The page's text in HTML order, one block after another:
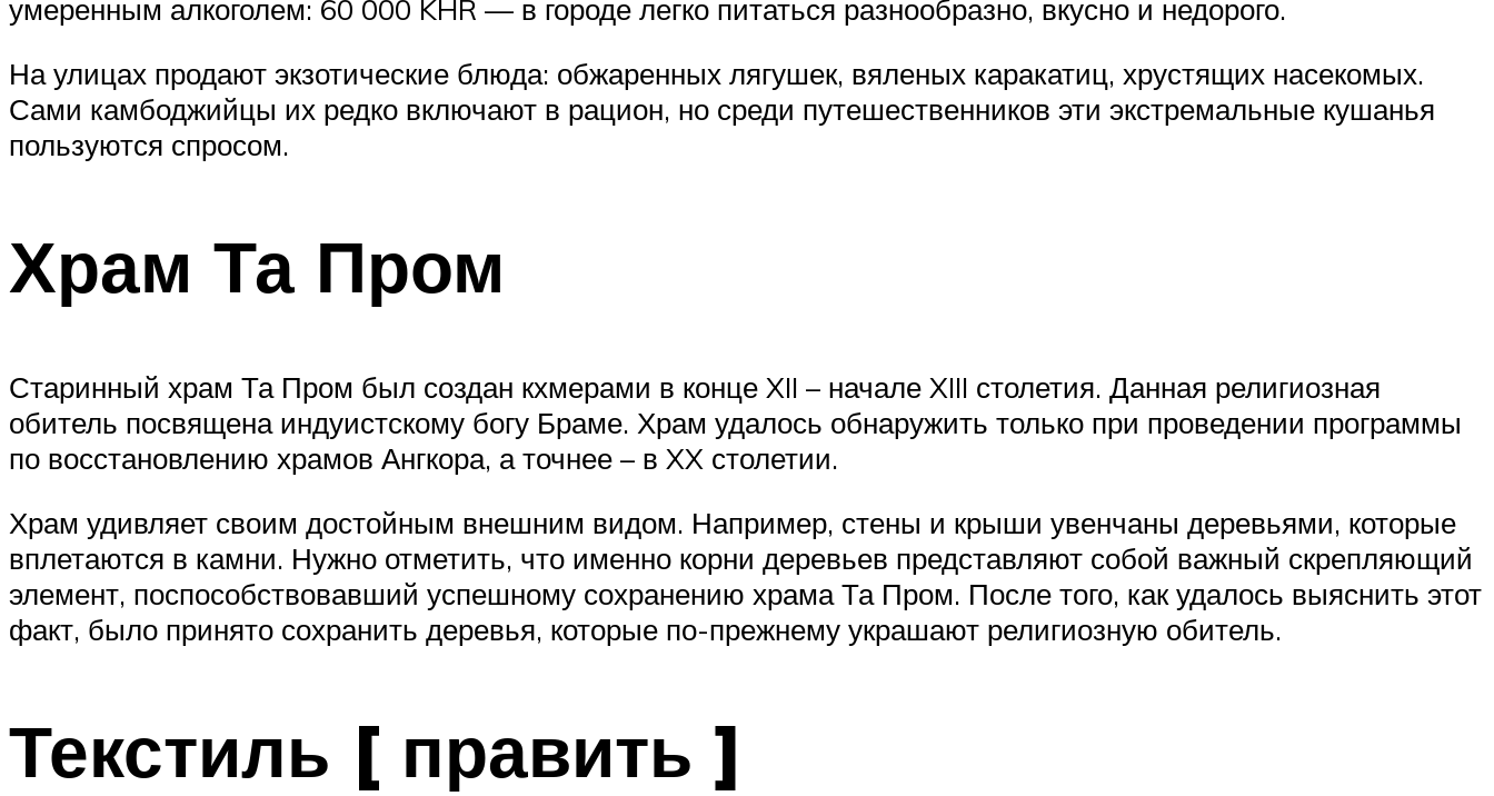
умеренным алкоголем: 60 000 KHR — в городе легко питаться разнообразно, вкусно и недорого.
На улицах продают экзотические блюда: обжаренных лягушек, вяленых каракатиц, хрустящих насекомых.
Сами камбоджийцы их редко включают в рацион, но среди путешественников эти экстремальные кушанья
пользуются спросом.
Храм Та Пром
Старинный храм Та Пром был создан кхмерами в конце XII – начале XIII столетия. Данная религиозная
обитель посвящена индуистскому богу Браме. Храм удалось обнаружить только при проведении программы
по восстановлению храмов Ангкора, а точнее – в XX столетии.
Храм удивляет своим достойным внешним видом. Например, стены и крыши увенчаны деревьями, которые
вплетаются в камни. Нужно отметить, что именно корни деревьев представляют собой важный скрепляющий
элемент, поспособствовавший успешному сохранению храма Та Пром. После того, как удалось выяснить этот
факт, было принято сохранить деревья, которые по-прежнему украшают религиозную обитель.
Текстиль [ править ]